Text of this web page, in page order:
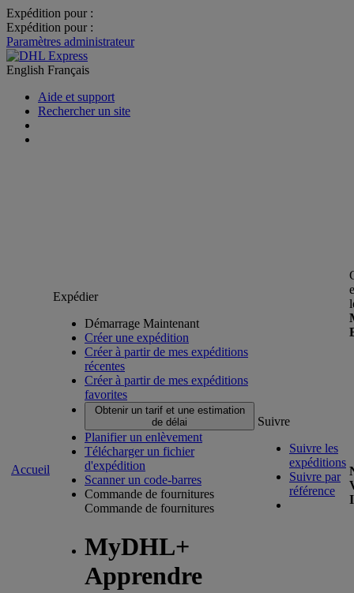
Expédition pour :
Expédition pour :
Paramètres administrateur
English Français
Aide et support
Rechercher un site
Accueil
Expédier
Démarrage Maintenant
Créer une expédition
Créer à partir de mes expéditions
récentes
Créer à partir de mes expéditions
favorites
Obtenir un tarif et une estimation
de délai
Planifier un enlèvement
Télécharger un fichier
d'expédition
Scanner un code-barres
Commande de fournitures
Commande de fournitures
MyDHL+
Apprendre
Suivre
Suivre les
expéditions
Suivre par
référence